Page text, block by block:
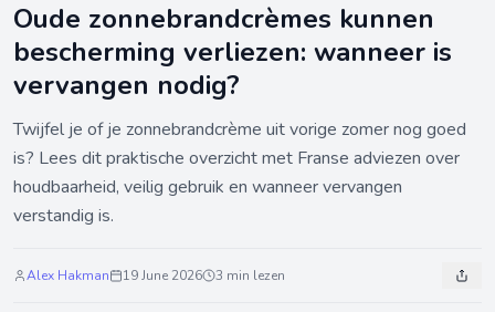
Oude zonnebrandcrèmes kunnen
bescherming verliezen: wanneer is
vervangen nodig?
Twijfel je of je zonnebrandcrème uit vorige zomer nog goed
is? Lees dit praktische overzicht met Franse adviezen over
houdbaarheid, veilig gebruik en wanneer vervangen
verstandig is.
Alex Hakman 19 June 2026 3 min lezen